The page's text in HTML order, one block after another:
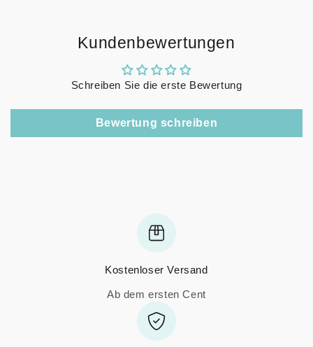
Kundenbewertungen
Schreiben Sie die erste Bewertung
Bewertung schreiben
Kostenloser Versand
Ab dem ersten Cent